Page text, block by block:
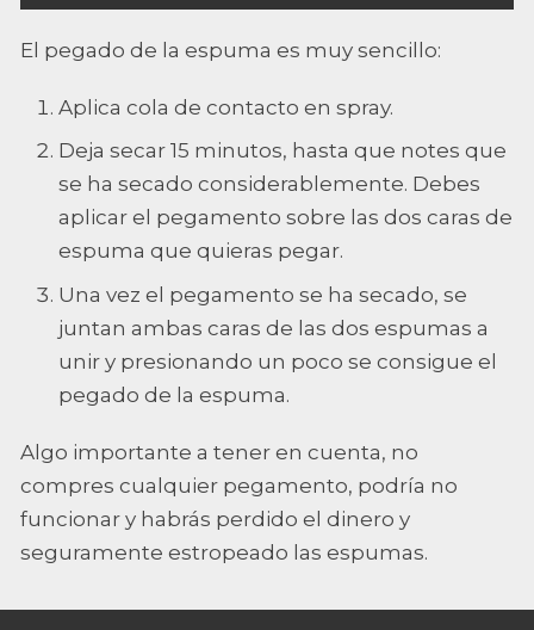
El pegado de la espuma es muy sencillo:
Aplica cola de contacto en spray.
Deja secar 15 minutos, hasta que notes que
se ha secado considerablemente. Debes
aplicar el pegamento sobre las dos caras de
espuma que quieras pegar.
Una vez el pegamento se ha secado, se
juntan ambas caras de las dos espumas a
unir y presionando un poco se consigue el
pegado de la espuma.
Algo importante a tener en cuenta, no
compres cualquier pegamento, podría no
funcionar y habrás perdido el dinero y
seguramente estropeado las espumas.